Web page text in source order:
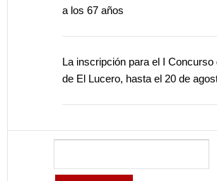
a los 67 años
La inscripción para el I Concurso
de El Lucero, hasta el 20 de